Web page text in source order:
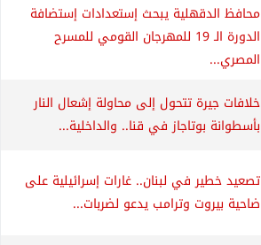
محافظ الدقهلية يبحث إستعدادات إستضافة
الدورة الـ 19 للمهرجان القومي للمسرح
المصري...
خلافات جيرة تتحول إلى محاولة إشعال النار
بأسطوانة بوتاجاز في قنا.. والداخلية...
تصعيد خطير في لبنان.. غارات إسرائيلية على
ضاحية بيروت وترامب يدعو لضربات...